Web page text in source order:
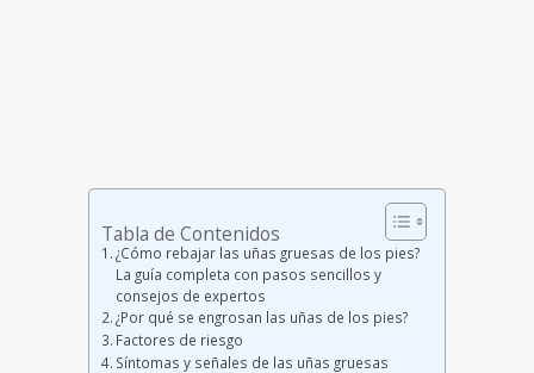
Tabla de Contenidos
¿Cómo rebajar las uñas gruesas de los pies?
La guía completa con pasos sencillos y
consejos de expertos
¿Por qué se engrosan las uñas de los pies?
Factores de riesgo
Síntomas y señales de las uñas gruesas